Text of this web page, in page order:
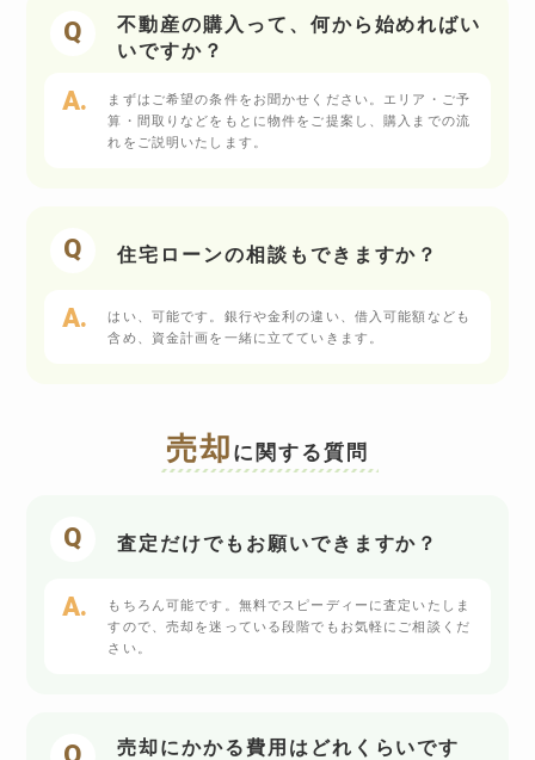
不動産の購入って、何から始めればい
いですか？
まずはご希望の条件をお聞かせください。エリア・ご予
算・間取りなどをもとに物件をご提案し、購入までの流
れをご説明いたします。
住宅ローンの相談もできますか？
はい、可能です。銀行や金利の違い、借入可能額なども
含め、資金計画を一緒に立てていきます。
売却 に関する質問
査定だけでもお願いできますか？
もちろん可能です。無料でスピーディーに査定いたしま
すので、売却を迷っている段階でもお気軽にご相談くだ
さい。
売却にかかる費用はどれくらいです